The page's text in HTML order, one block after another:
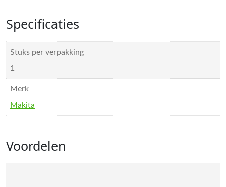
Specificaties
Stuks per verpakking
1
Merk
Makita
Voordelen